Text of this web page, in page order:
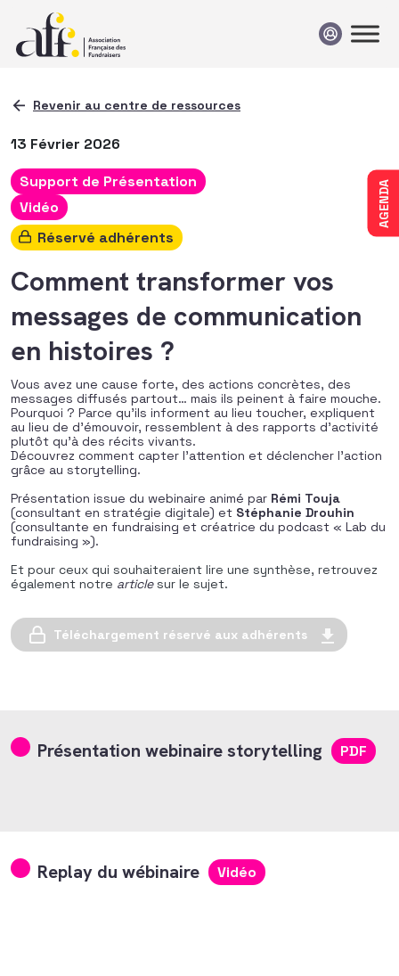
AGENDA
Revenir au centre de ressources
13 Février 2026
Support de Présentation
Vidéo
Réservé adhérents
Comment transformer vos
messages de communication
en histoires ?
Vous avez une cause forte, des actions concrètes, des
messages diffusés partout… mais ils peinent à faire mouche.
Pourquoi ? Parce qu’ils informent au lieu toucher, expliquent
au lieu de d’émouvoir, ressemblent à des rapports d’activité
plutôt qu’à des récits vivants.
Découvrez comment capter l’attention et déclencher l’action
grâce au storytelling.
Présentation issue du webinaire animé par Rémi Touja
(consultant en stratégie digitale) et Stéphanie Drouhin
(consultante en fundraising et créatrice du podcast « Lab du
fundraising »).
Et pour ceux qui souhaiteraient lire une synthèse, retrouvez
également notre article sur le sujet.
Téléchargement réservé aux adhérents
Présentation webinaire storytelling PDF
Replay du wébinaire Vidéo